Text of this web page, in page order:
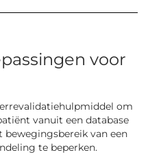
voor
om
vanuit een database
van een
te beperken.